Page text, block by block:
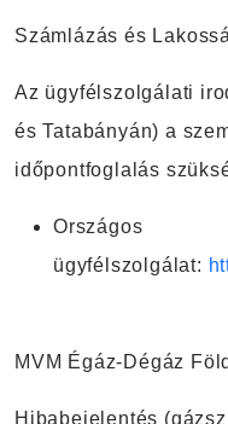
Számlázás és
Az ügyfélszolgálati
és Tatabányán) a
időpontfoglalás
Országos
ügyfélszolgálat:
MVM Égáz-Dégáz
Hibabejelentés